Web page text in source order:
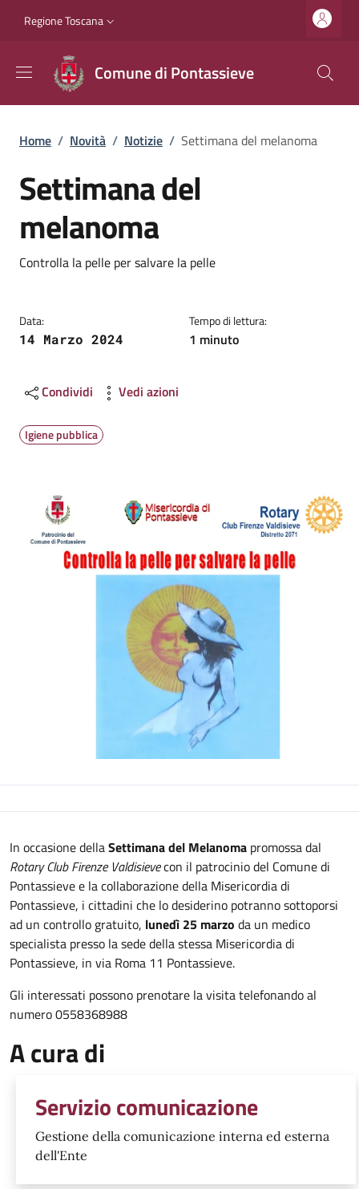
Slim top
Regione Toscana
Comune di Pontassieve
Briciole di pane
Home / Novità / Notizie / Settimana del melanoma
Settimana del
melanoma
Dettagli
Descrizione breve
Controlla la pelle per salvare la pelle
Data:
14 Marzo 2024
Tempo di lettura:
1 minuto
Condividi Vedi azioni
Igiene pubblica
Descrizione
In occasione dellaSettimana del Melanoma promossa dal
Rotary Club Firenze Valdisievecon il patrocinio del Comune di
Pontassieve e la collaborazione della Misericordia di
Pontassieve, i cittadini che lo desiderino potranno sottoporsi
ad un controllo gratuito, lunedì 25 marzo da un medico
specialista presso la sede della stessa Misericordia di
Pontassieve, in via Roma 11 Pontassieve.
Gli interessati possono prenotare la visita telefonando al
numero 0558368988
A cura di
Servizio comunicazione
Gestione della comunicazione interna ed esterna
dell'Ente